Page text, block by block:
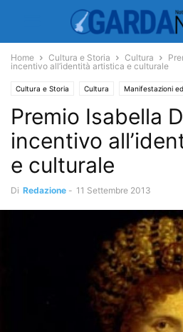
Home Cultura e Storia Cultura
incentivo all’identità artistica e culturale
Cultura e Storia Cultura Manifestazioni
Premio Isabella
incentivo
e culturale
Di Redazione - 11 Settembre 2013